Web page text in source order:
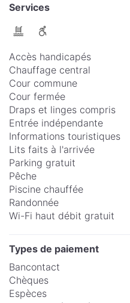
Services
Accès handicapés
Chauffage central
Cour commune
Cour fermée
Draps et linges compris
Entrée indépendante
Informations touristiques
Lits faits à l'arrivée
Parking gratuit
Pêche
Piscine chauffée
Randonnée
Wi-Fi haut débit gratuit
Types de paiement
Bancontact
Chèques
Espèces